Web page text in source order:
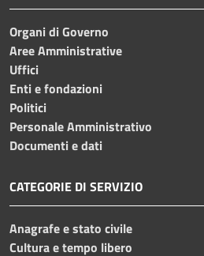
Organi di Governo
Aree Amministrative
Uffici
Enti e fondazioni
Politici
Personale Amministrativo
Documenti e dati
CATEGORIE DI SERVIZIO
Anagrafe e stato civile
Cultura e tempo libero